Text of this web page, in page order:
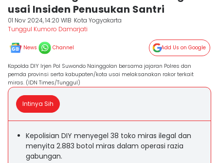
usai Insiden Penusukan Santri
01 Nov 2024, 14:20 WIB Kota Yogyakarta
Tunggul Kumoro Damarjati
News Channel Add Us on Google
Kapolda DIY Irjen Pol Suwondo Nainggolan bersama jajaran Polres dan
pemda provinsi serta kabupaten/kota usai melaksanakan rakor terkait
miras. (IDN Times/Tunggul)
Intinya Sih
Kepolisian DIY menyegel 38 toko miras ilegal dan
menyita 2.883 botol miras dalam operasi razia
gabungan.